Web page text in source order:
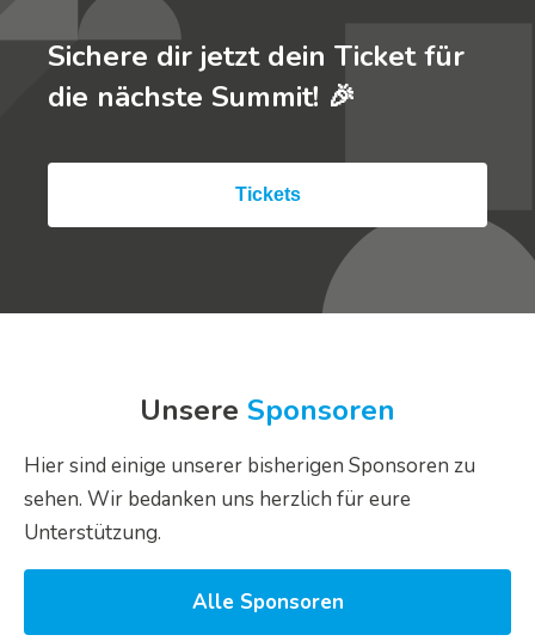
Sichere dir jetzt dein Ticket für
die nächste Summit! 🎉
Tickets
Unsere Sponsoren
Hier sind einige unserer bisherigen Sponsoren zu
sehen. Wir bedanken uns herzlich für eure
Unterstützung.
Alle Sponsoren